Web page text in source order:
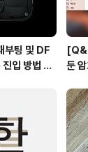
부팅 및 DF
입 방법 변
둔